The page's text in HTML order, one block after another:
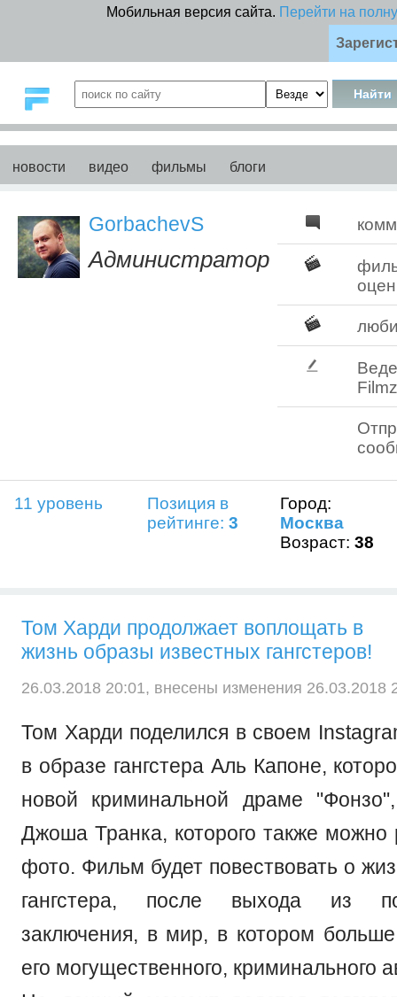
Мобильная версия сайта. Перейти на
новости видео фильмы блоги
GorbachevS
Администратор
11 уровень
Позиция в
рейтинге: 3
Город:
Москва
Возраст: 38
Том Харди продолжает воплощать в
жизнь образы известных гангстеров!
26.03.2018 20:01, внесены изменения 26.03.2018
Том Харди поделился в своем
в образе гангстера Аль Капоне,
новой криминальной драме
Джоша Транка, которого также можно
фото. Фильм будет повествовать о
гангстера, после выхода из
заключения, в мир, в котором
его могущественного, криминального